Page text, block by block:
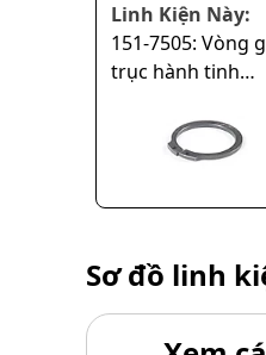
Linh Kiện Này:
151-7505: Vòng
trục hành tinh
Sơ đồ linh